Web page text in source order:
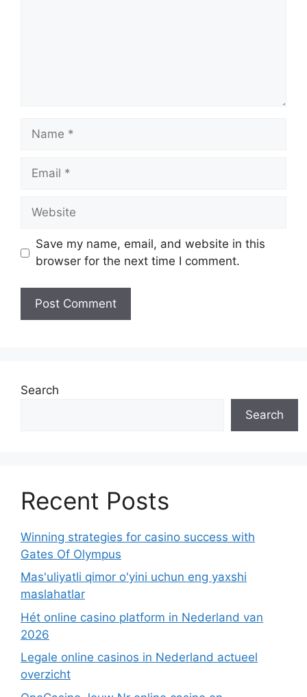
Name
Email
Website
Save my name, email, and website in this
browser for the next time I comment.
Search
Search
Recent Posts
Winning strategies for casino success with
Gates Of Olympus
Mas'uliyatli qimor o'yini uchun eng yaxshi
maslahatlar
Hét online casino platform in Nederland van
2026
Legale online casinos in Nederland actueel
overzicht